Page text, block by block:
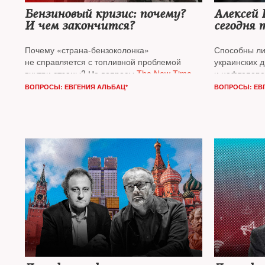
Бензиновый кризис: почему?
И чем закончится?
Почему «страна-бензоколонка»
не справляется с топливной проблемой
внутри страны? На вопросы The New Times
отвечаетСергей Вакуленко
ВОПРОСЫ: ЕВГЕНИЯ АЛЬБАЦ*
Алексей
сегодня
Способны
украинских
и
России
другом с
редактором
Алексеем
ВОПРОСЫ: